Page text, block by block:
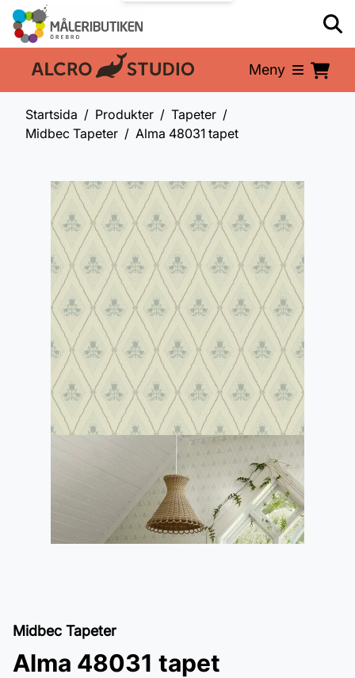
En del av: Meny
Startsida Produkter
Tapeter
Midbec Tapeter
Alma 48031 tapet
Midbec Tapeter
Alma 48031 tapet